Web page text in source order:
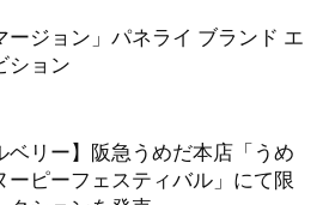
ージョン」パネライ ブランド エ
ション
ベリー】阪急うめだ本店「うめ
ーピーフェスティバル」にて限